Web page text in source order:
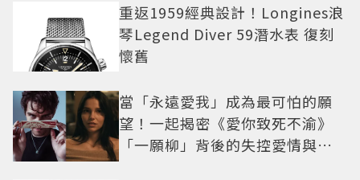
重返1959經典設計！Longines浪
琴Legend Diver 59潛水表 復刻
懷舊
當「永遠愛我」成為最可怕的願
望！一起揭密《愛你致死不渝》
「一願柳」背後的失控愛情與爆